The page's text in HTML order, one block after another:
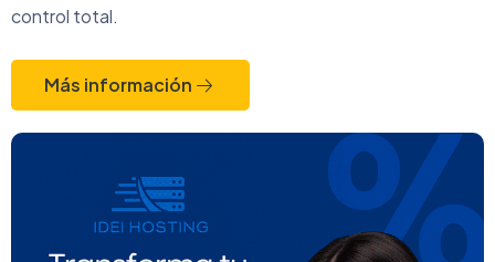
control total.
Más información